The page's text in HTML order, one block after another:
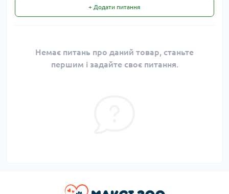
+ Додати питання
Немає питань про даний товар, станьте
першим і задайте своє питання.